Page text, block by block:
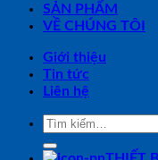
SẢN PHẨM
VỀ CHÚNG TÔI
Giới thiệu
Tin tức
Liên hệ
Tìm